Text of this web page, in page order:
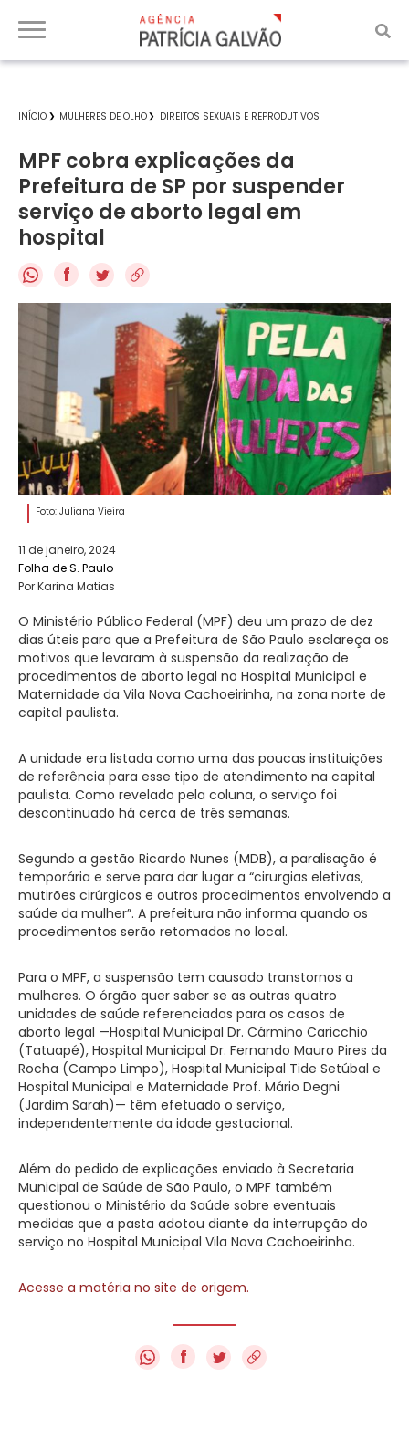
INÍCIO MULHERES DE OLHO DIREITOS SEXUAIS E REPRODUTIVOS
MPF cobra explicações da
Prefeitura de SP por suspender
serviço de aborto legal em
hospital
f
Foto: Juliana Vieira
11 de janeiro, 2024
Folha de S. Paulo
Por Karina Matias
O Ministério Público Federal (MPF) deu um prazo de dez
dias úteis para que a Prefeitura de São Paulo esclareça os
motivos que levaram à suspensão da realização de
procedimentos de aborto legal no Hospital Municipal e
Maternidade da Vila Nova Cachoeirinha, na zona norte de
capital paulista.
A unidade era listada como uma das poucas instituições
de referência para esse tipo de atendimento na capital
paulista. Como revelado pela coluna, o serviço foi
descontinuado há cerca de três semanas.
Segundo a gestão Ricardo Nunes (MDB), a paralisação é
temporária e serve para dar lugar a “cirurgias eletivas,
mutirões cirúrgicos e outros procedimentos envolvendo a
saúde da mulher”. A prefeitura não informa quando os
procedimentos serão retomados no local.
Para o MPF, a suspensão tem causado transtornos a
mulheres. O órgão quer saber se as outras quatro
unidades de saúde referenciadas para os casos de
aborto legal —Hospital Municipal Dr. Cármino Caricchio
(Tatuapé), Hospital Municipal Dr. Fernando Mauro Pires da
Rocha (Campo Limpo), Hospital Municipal Tide Setúbal e
Hospital Municipal e Maternidade Prof. Mário Degni
(Jardim Sarah)— têm efetuado o serviço,
independentemente da idade gestacional.
Além do pedido de explicações enviado à Secretaria
Municipal de Saúde de São Paulo, o MPF também
questionou o Ministério da Saúde sobre eventuais
medidas que a pasta adotou diante da interrupção do
serviço no Hospital Municipal Vila Nova Cachoeirinha.
Acesse a matéria no site de origem.
f